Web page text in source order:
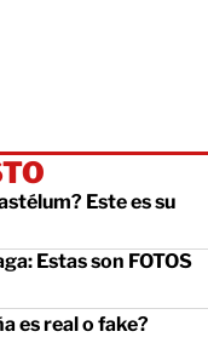
Este es su
Estas son FOTOS
es real o fake?